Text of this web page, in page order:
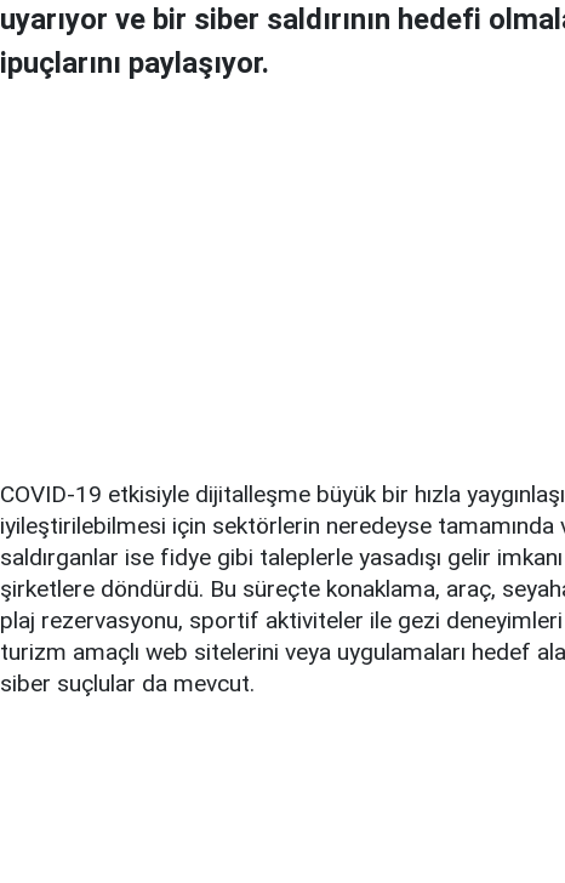
uyarıyor ve bir siber saldırının hedefi
ipuçlarını paylaşıyor.
COVID-19 etkisiyle dijitalleşme büyük bir hızla
iyileştirilebilmesi için sektörlerin neredeyse tamamında
saldırganlar ise fidye gibi taleplerle yasadışı gelir
şirketlere döndürdü. Bu süreçte konaklama, araç,
plaj rezervasyonu, sportif aktiviteler ile gezi
turizm amaçlı web sitelerini veya uygulamaları hedef
siber suçlular da mevcut.